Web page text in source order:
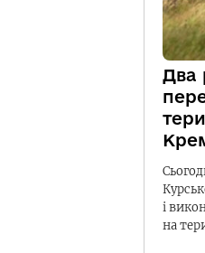
Два
і
на